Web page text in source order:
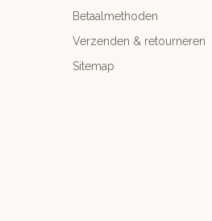
Betaalmethoden
Verzenden & retourneren
Sitemap